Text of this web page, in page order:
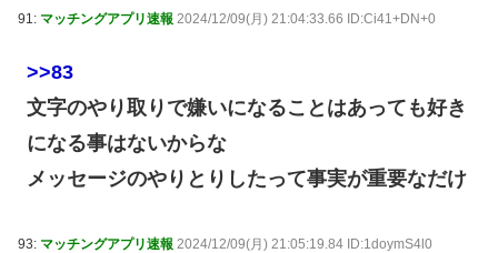
91: マッチングアプリ速報 2024/12/09(月) 21:04:33.66 ID:Ci41+DN+0
>>83
文字のやり取りで嫌いになることはあっても好き
になる事はないからな
メッセージのやりとりしたって事実が重要なだけ
93: マッチングアプリ速報 2024/12/09(月) 21:05:19.84 ID:1doymS4l0